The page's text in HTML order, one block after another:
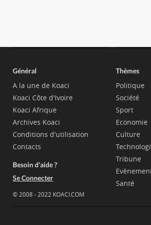
Général
A la une de Koaci
Koaci Côte d'Ivoire
Koaci Afrique
Archives Koaci
Conditions d'utilisation
Contacts
Besoin d'aide ?
Se Connecter
© 2008 - 2022 KOACI.COM
Thèmes
Politique
Société
Sport
Economie
Culture
Tribune
Santé